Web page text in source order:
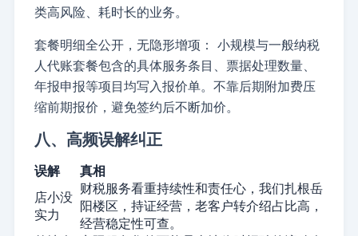
类高风险、耗时长的业务。
套餐明细全公开，无隐形增项： 小规模与一般纳税
人代账套餐包含的具体服务条目、票据处理数量、
年报申报等项目均写入报价单。不靠后期附加费压
缩前期报价，避免签约后不断加价。
八、高频误解纠正
误解
真相
店小没
实力
财税服务看重持续性和责任心，我们扎根岳
阳楼区，持证经营，老客户转介绍占比高，
经营稳定性可查。